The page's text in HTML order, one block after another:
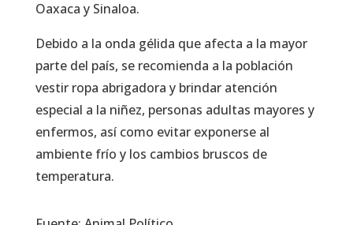
Oaxaca y Sinaloa.
Debido a la onda gélida que afecta a la mayor
parte del país, se recomienda a la población
vestir ropa abrigadora y brindar atención
especial a la niñez, personas adultas mayores y
enfermos, así como evitar exponerse al
ambiente frío y los cambios bruscos de
temperatura.